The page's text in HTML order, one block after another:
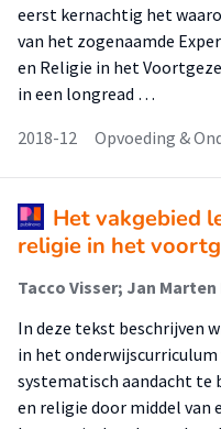
eerst kernachtig het
van het zogenaamde
en Religie in het
in een longread …
2018-12
Opvoeding &
Het vakgebied
religie in het
In deze tekst beschrijven
in het
systematisch aandacht te
en religie door middel van